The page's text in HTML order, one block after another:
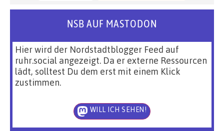
NSB AUF MASTODON
Hier wird der Nordstadtblogger Feed auf
ruhr.social angezeigt. Da er externe Ressourcen
lädt, solltest Du dem erst mit einem Klick
zustimmen.
WILL ICH SEHEN!